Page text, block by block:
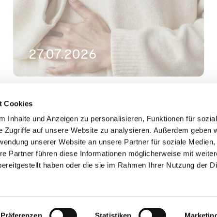
Cookies
Inhalte und Anzeigen zu personalisieren, Funktionen für
Zugriffe auf unsere Website zu analysieren. Außerdem geben
unserer Website an unsere Partner für soziale Medien,
Partner führen diese Informationen möglicherweise mit
haben oder die sie im Rahmen Ihrer Nutzung der
Präferenzen Statistiken
27.07.2026
Die Physiologie der Atmung
(Teil 1)
Allgemein,Wissen
Maya Aeppli